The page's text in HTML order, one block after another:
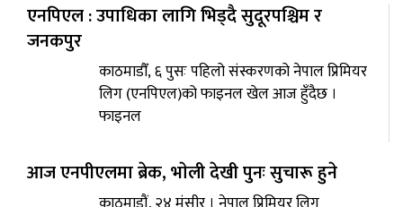
एनपिएल : उपाधिका लागि भिड्दै सुदूरपश्चिम र
जनकपुर
काठमाडौँ, ६ पुसः पहिलो संस्करणको नेपाल प्रिमियर
लिग (एनपिएल)को फाइनल खेल आज हुँदैछ ।
फाइनल
आज एनपीएलमा ब्रेक, भाेली देखी पुनः सुचारू हुने